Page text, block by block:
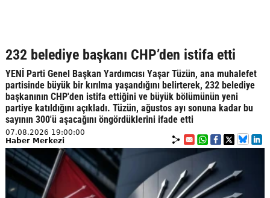
232 belediye başkanı CHP’den istifa etti
YENİ Parti Genel Başkan Yardımcısı Yaşar Tüzün, ana muhalefet
partisinde büyük bir kırılma yaşandığını belirterek, 232 belediye
başkanının CHP'den istifa ettiğini ve büyük bölümünün yeni
partiye katıldığını açıkladı. Tüzün, ağustos ayı sonuna kadar bu
sayının 300'ü aşacağını öngördüklerini ifade etti
07.08.2026 19:00:00
Haber Merkezi